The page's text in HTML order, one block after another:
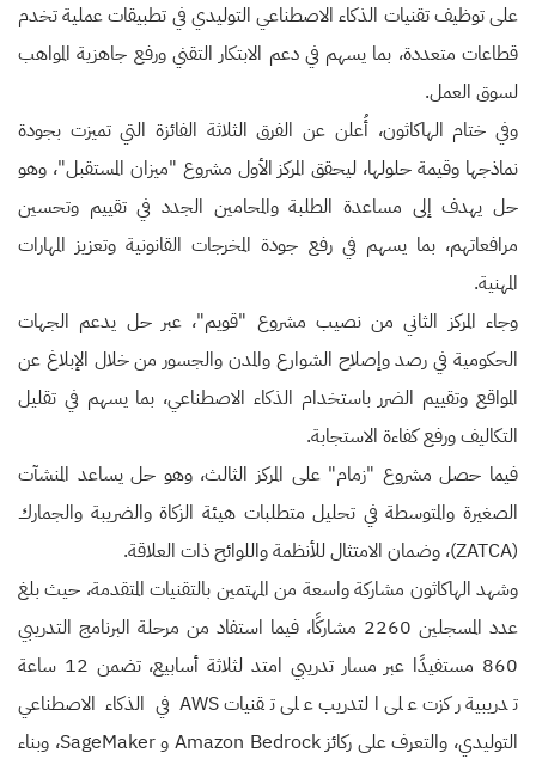
على توظيف تقنيات الذكاء الاصطناعي التوليدي في تطبيقات عملية تخدم
قطاعات متعددة، بما يسهم في دعم الابتكار التقني ورفع جاهزية المواهب
لسوق العمل.
وفي ختام الهاكاثون، أُعلن عن الفرق الثلاثة الفائزة التي تميزت بجودة
نماذجها وقيمة حلولها، ليحقق المركز الأول مشروع "ميزان المستقبل"، وهو
حل يهدف إلى مساعدة الطلبة والمحامين الجدد في تقييم وتحسين
مرافعاتهم، بما يسهم في رفع جودة المخرجات القانونية وتعزيز المهارات
المهنية.
وجاء المركز الثاني من نصيب مشروع "قويم"، عبر حل يدعم الجهات
الحكومية في رصد وإصلاح الشوارع والمدن والجسور من خلال الإبلاغ عن
المواقع وتقييم الضرر باستخدام الذكاء الاصطناعي، بما يسهم في تقليل
التكاليف ورفع كفاءة الاستجابة.
فيما حصل مشروع "زمام" على المركز الثالث، وهو حل يساعد المنشآت
الصغيرة والمتوسطة في تحليل متطلبات هيئة الزكاة والضريبة والجمارك
(ZATCA)، وضمان الامتثال للأنظمة واللوائح ذات العلاقة.
وشهد الهاكاثون مشاركة واسعة من المهتمين بالتقنيات المتقدمة، حيث بلغ
عدد المسجلين 2260 مشاركًا، فيما استفاد من مرحلة البرنامج التدريبي
860 مستفيدًا عبر مسار تدريبي امتد لثلاثة أسابيع، تضمن 12 ساعة
تدريبية ركزت على التدريب على تقنيات AWS في الذكاء الاصطناعي
التوليدي، والتعرف على ركائز Amazon Bedrock و SageMaker، وبناء